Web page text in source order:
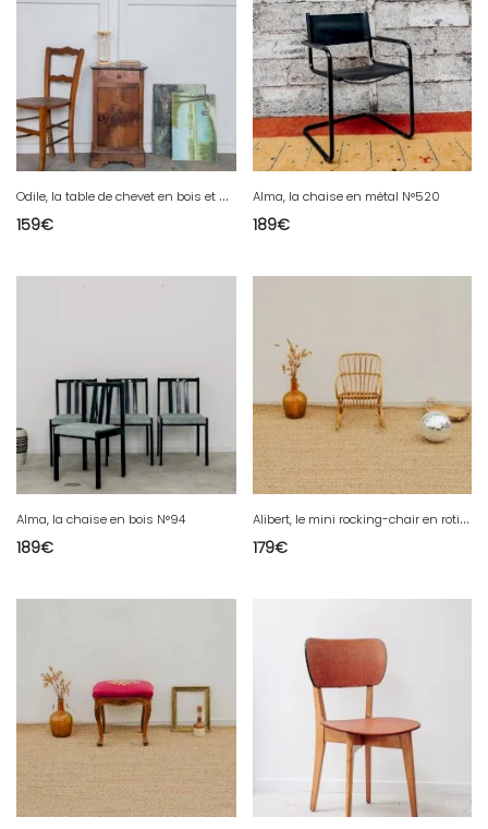
O
dile, la table de chevet en bois et marbre N°629
159€
Alma, la chaise en métal N°520
189€
Alma, la chaise en bois N°94
189€
A
libert, le mini rocking-chair en rotin N°55
179€